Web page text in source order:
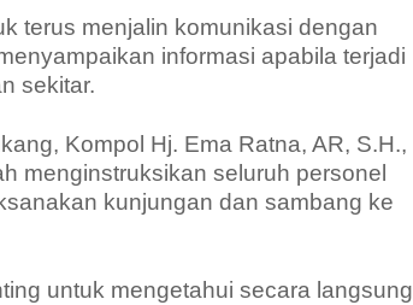
terus menjalin komunikasi dengan
informasi apabila terjadi
sekitar.
Kompol Hj. Ema Ratna, AR, S.H.,
menginstruksikan seluruh personel
kunjungan dan sambang ke
untuk mengetahui secara langsung